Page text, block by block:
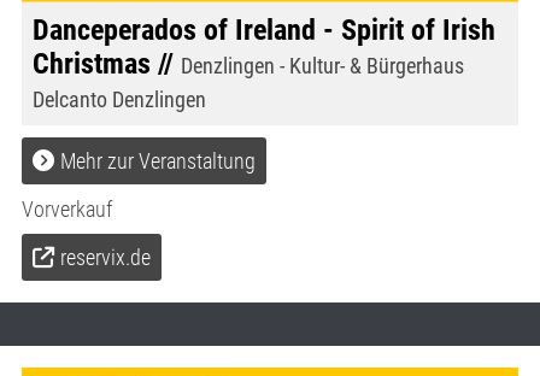
Danceperados of Ireland - Spirit of Irish
Christmas // Denzlingen - Kultur- & Bürgerhaus
Delcanto Denzlingen
Mehr zur Veranstaltung
Vorverkauf
reservix.de